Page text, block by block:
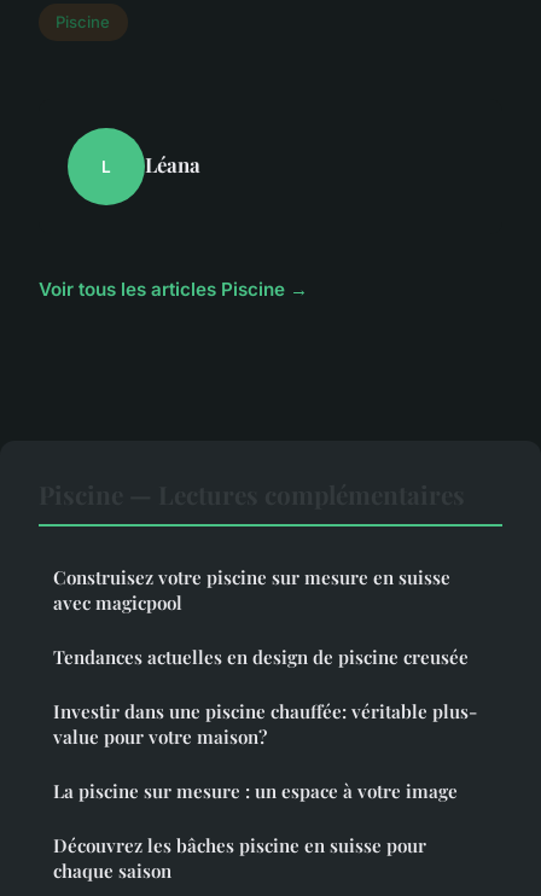
Piscine
L Léana
Voir tous les articles Piscine →
Construisez votre piscine sur mesure en suisse
avec magicpool
Tendances actuelles en design de piscine creusée
Investir dans une piscine chauffée: véritable plus-
value pour votre maison?
La piscine sur mesure : un espace à votre image
Découvrez les bâches piscine en suisse pour
chaque saison